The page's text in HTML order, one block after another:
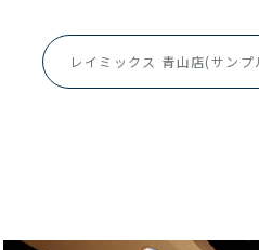
レイミックス 青山店(サンプ